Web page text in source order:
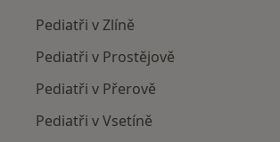
Pediatři v Zlíně
Pediatři v Prostějově
Pediatři v Přerově
Pediatři v Vsetíně